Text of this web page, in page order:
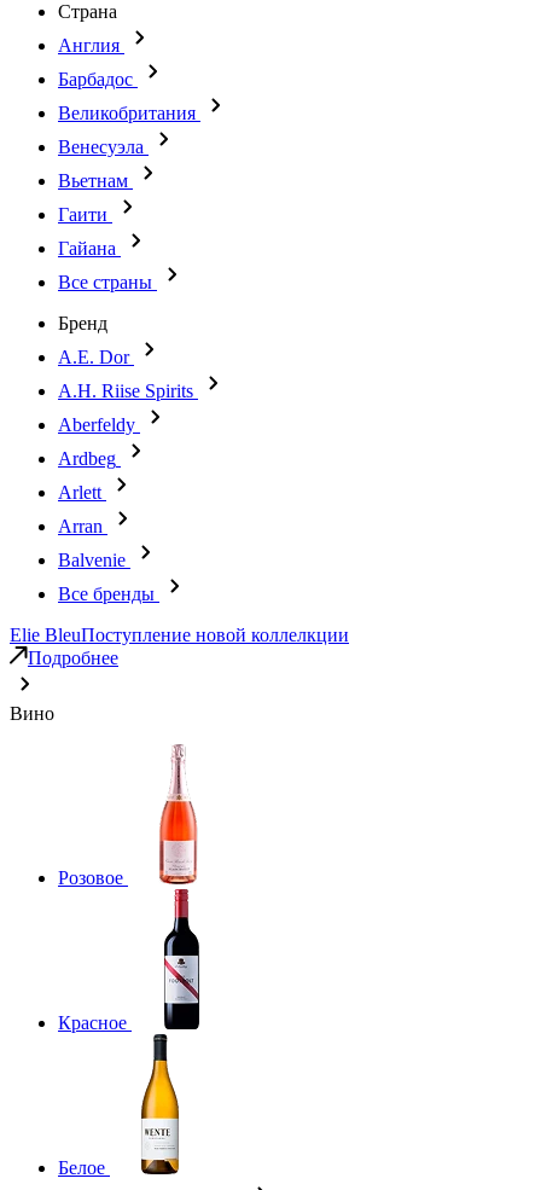
Страна
Англия
Барбадос
Великобритания
Венесуэла
Вьетнам
Гаити
Гайана
Все страны
Бренд
A.E. Dor
A.H. Riise Spirits
Aberfeldy
Ardbeg
Arlett
Arran
Balvenie
Все бренды
Elie BleuПоступление новой коллелкции
Подробнее
Вино
Розовое
Красное
Белое